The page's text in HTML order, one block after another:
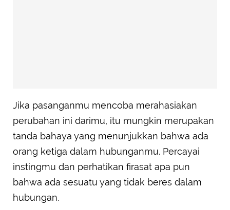
Jika pasanganmu mencoba merahasiakan
perubahan ini darimu, itu mungkin merupakan
tanda bahaya yang menunjukkan bahwa ada
orang ketiga dalam hubunganmu. Percayai
instingmu dan perhatikan firasat apa pun
bahwa ada sesuatu yang tidak beres dalam
hubungan.